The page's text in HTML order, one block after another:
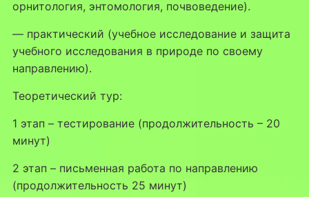
орнитология, энтомология, почвоведение).
— практический (учебное исследование и защита
учебного исследования в природе по своему
направлению).
Теоретический тур:
1 этап – тестирование (продолжительность – 20
минут)
2 этап – письменная работа по направлению
(продолжительность 25 минут)